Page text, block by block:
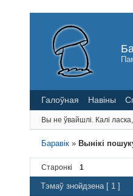
Галоўная Навіны
Вы не ўвайшлі. Калі
Баравік » Вынікі
Старонкі 1
Тэмаў знойдзена [ 1 ]